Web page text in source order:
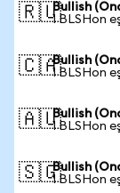
🇷🇺Bullish
1 BLSHon
🇨🇦Bullish
1 BLSHon
🇦🇺Bullish
1 BLSHon
🇸🇬Bullish
1 BLSHon